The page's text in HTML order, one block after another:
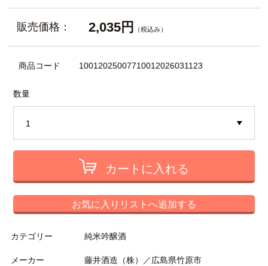
販売価格： 2,035円 （税込み）
商品コード 10012025007710012026031123
数量
カートに入れる
お気に入りリストへ追加する
カテゴリー 純米吟醸酒
メーカー 藤井酒造（株）／広島県竹原市